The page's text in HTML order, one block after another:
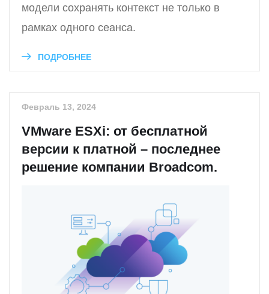
модели сохранять контекст не только в
рамках одного сеанса.
ПОДРОБНЕЕ
Февраль 13, 2024
VMware ESXi: от бесплатной
версии к платной – последнее
решение компании Broadcom.